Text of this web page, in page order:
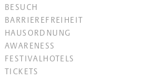
BESUCH
BARRIEREFREIHEIT
HAUSORDNUNG
AWARENESS
FESTIVALHOTELS
TICKETS